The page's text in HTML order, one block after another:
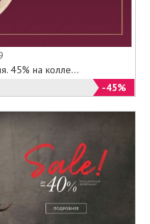
45% на колле...
-45%